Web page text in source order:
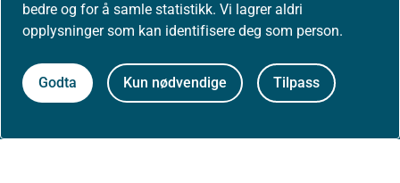
bedre og for å samle statistikk. Vi lagrer aldri
opplysninger som kan identifisere deg som person.
Godta Kun nødvendige Tilpass
Personvernerklæring
Tilgjengelighetserklæring (uustatus.no)